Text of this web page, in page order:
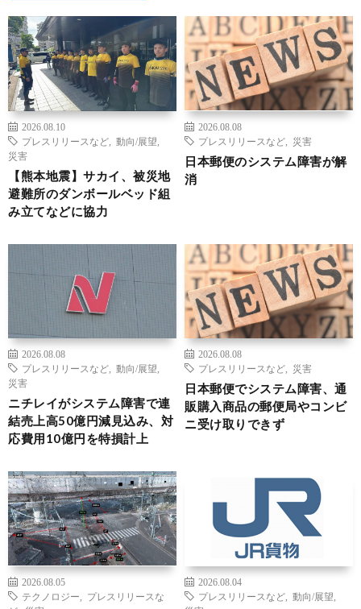
2026.08.10
プレスリリースなど
動向/展望
災害
【熊本地震】サカイ、被災地
避難所のダンボールベッド組
み立てなどに協力
2026.08.08
プレスリリースなど
災害
日本郵便のシステム障害が解
消
2026.08.08
プレスリリースなど
動向/展望
災害
ニチレイがシステム障害で連
結売上高50億円減見込み、対
応費用10億円を特損計上
2026.08.08
プレスリリースなど
災害
日本郵便でシステム障害、通
販購入商品の郵便局やコンビ
ニ受け取りできず
2026.08.05
テクノロジー
プレスリリースな
2026.08.04
プレスリリースなど
動向/展望